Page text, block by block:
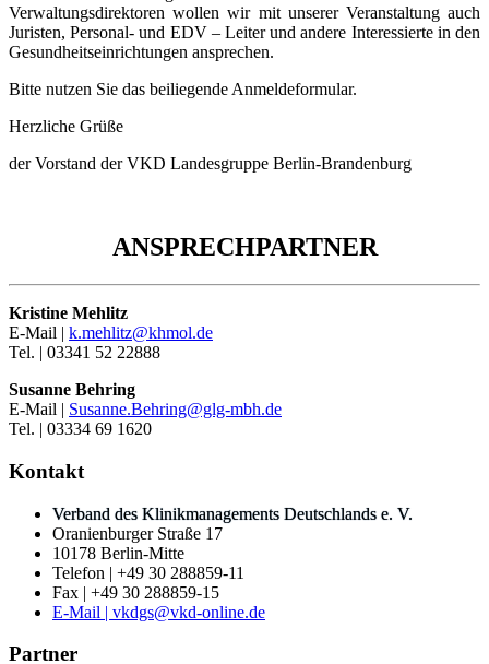
Verwaltungsdirektoren wollen wir mit unserer Veranstaltung auch
Juristen, Personal- und EDV – Leiter und andere Interessierte in den
Gesundheitseinrichtungen ansprechen.
Bitte nutzen Sie das beiliegende Anmeldeformular.
Herzliche Grüße
der Vorstand der VKD Landesgruppe Berlin-Brandenburg
ANSPRECHPARTNER
Kristine Mehlitz
E-Mail | k.mehlitz@khmol.de
Tel. | 03341 52 22888
Susanne Behring
E-Mail | Susanne.Behring@glg-mbh.de
Tel. | 03334 69 1620
Kontakt
Verband des Klinikmanagements Deutschlands e. V.
Oranienburger Straße 17
10178 Berlin-Mitte
Telefon | +49 30 288859-11
Fax | +49 30 288859-15
E-Mail | vkdgs@vkd-online.de
Partner